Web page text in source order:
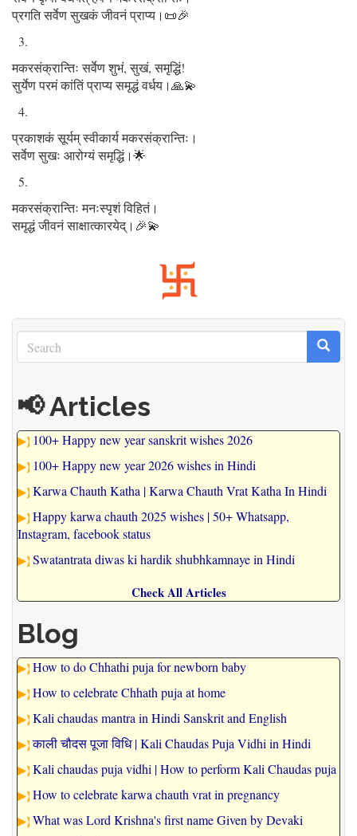
प्रगति सर्वेण सुखकं जीवनं प्राप्य।📜🎉
मकरसंक्रान्तिः सर्वेण शुभं, सुखं, समृद्धिं!
सुर्येण परमं कांतिं प्राप्य समृद्धं वर्धय।🙏💫
प्रकाशकं सूर्यम् स्वीकार्य मकरसंक्रान्तिः।
सर्वेण सुखः आरोग्यं समृद्धिं।🌟
मकरसंक्रान्तिः मनःस्पृशं विहितं।
समृद्धं जीवनं साक्षात्कारयेद्।🎉💫
Search
Search Search
📢 Articles
100+ Happy new year sanskrit wishes 2026
100+ Happy new year 2026 wishes in Hindi
Karwa Chauth Katha | Karwa Chauth Vrat Katha In Hindi
Happy karwa chauth 2025 wishes | 50+ Whatsapp,
Instagram, facebook status
Swatantrata diwas ki hardik shubhkamnaye in Hindi
Check All Articles
Blog
How to do Chhathi puja for newborn baby
How to celebrate Chhath puja at home
Kali chaudas mantra in Hindi Sanskrit and English
काली चौदस पूजा विधि | Kali Chaudas Puja Vidhi in Hindi
Kali chaudas puja vidhi | How to perform Kali Chaudas puja
How to celebrate karwa chauth vrat in pregnancy
What was Lord Krishna's first name Given by Devaki